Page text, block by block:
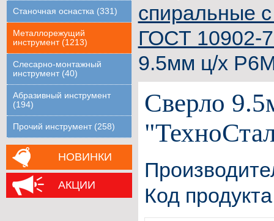
Станочная оснастка (331)
Металлорежущий
инструмент (1213)
Слесарно-монтажный
инструмент (40)
Абразивный инструмент
(194)
Прочий инструмент (258)
НОВИНКИ
АКЦИИ
спиральные
ГОСТ 10902-
9.5мм ц/х
Сверло
Код